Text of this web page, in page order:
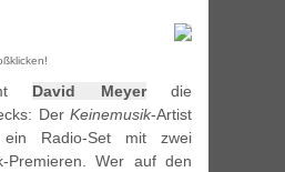
David Meyerdie
Der Keinemusik-Artist
Radio-Set mit zwei
Premieren. Wer auf den